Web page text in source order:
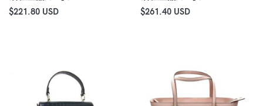
$221.80 USD
$261.40 USD